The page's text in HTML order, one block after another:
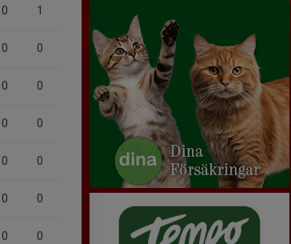
0 1
0 0
0 0
0 0
0 0
0 0
0 0